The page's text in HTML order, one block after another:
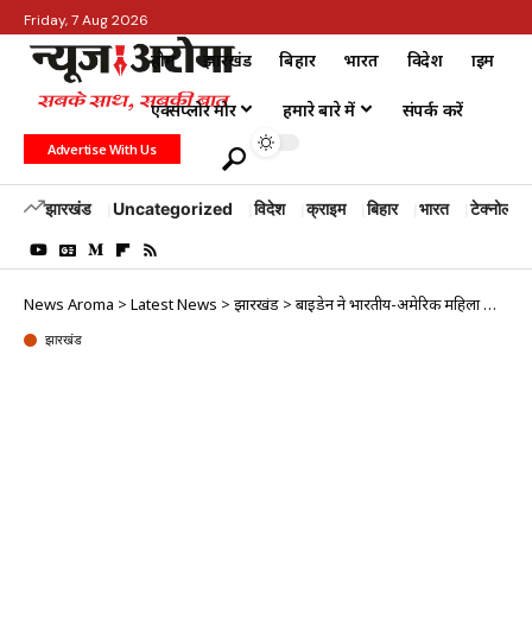
Friday, 7 Aug 2026
होम झारखंड बिहार भारत विदेश क्राइम
एक्सप्लोर मोर हमारे बारे में संपर्क करें
Advertise With Us
झारखंड Uncategorized विदेश क्राइम बिहार भारत टेक्नोलॉजी
News Aroma > Latest News > झारखंड >बाइडेन ने भारतीय-अमेरिकी महिला को नीति निदेशक नियुक्त किया
झारखंड